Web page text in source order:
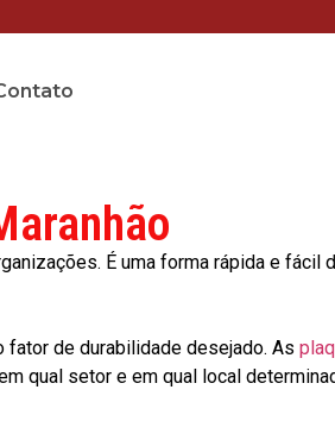
É uma forma rápida e fácil
de durabilidade desejado. As
qual setor e em qual local